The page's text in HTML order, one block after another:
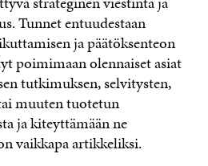
Tunnet entuudestaan
ja päätöksenteon
poimimaan olennaiset asiat
tutkimuksen, selvitysten,
muuten tuotetun
ja kiteyttämään ne
vaikkapa artikkeliksi.